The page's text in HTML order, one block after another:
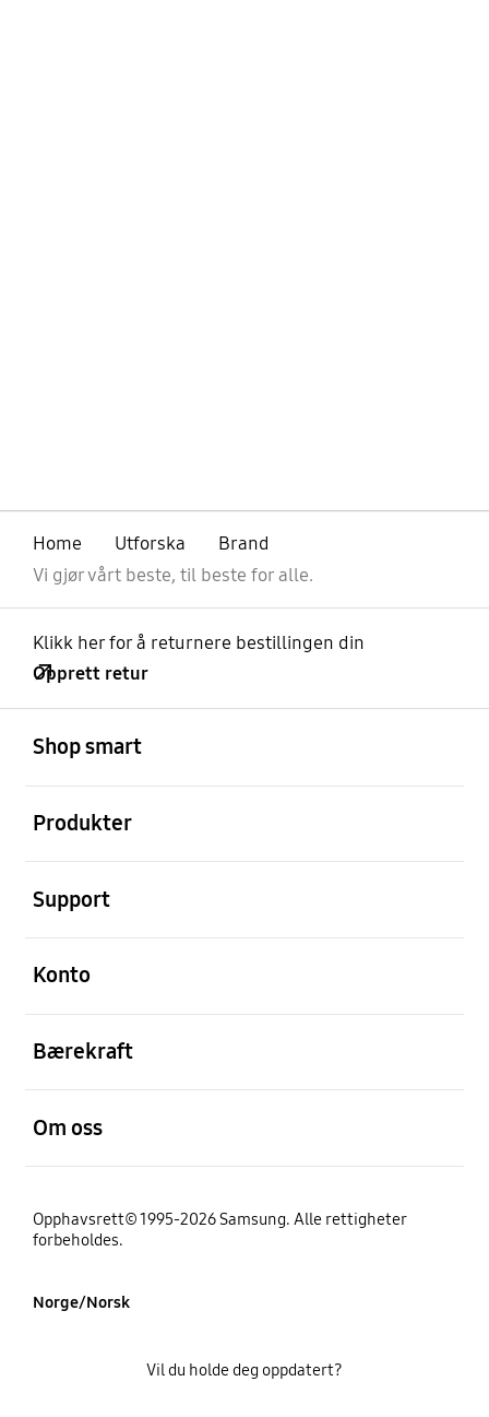
Home Utforska
Brand
Vi gjør vårt beste, til beste for alle.
Klikk her for å returnere bestillingen din
Opprett retur
Shop smart
Produkter
Support
Konto
Bærekraft
Om oss
Opphavsrett© 1995-2026 Samsung. Alle rettigheter
forbeholdes.
Norge/Norsk
Vil du holde deg oppdatert?